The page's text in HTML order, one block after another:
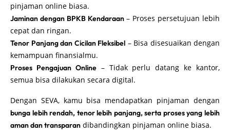
pinjaman online biasa.
Jaminan dengan BPKB Kendaraan– Proses persetujuan lebih
cepat dan ringan.
Tenor Panjang dan Cicilan Fleksibel – Bisa disesuaikan dengan
kemampuan finansialmu.
Proses Pengajuan Online– Tidak perlu datang ke kantor,
semua bisa dilakukan secara digital.
Dengan SEVA, kamu bisa mendapatkan pinjaman dengan
bunga lebih rendah, tenor lebih panjang, serta proses yang lebih
aman dan transparan dibandingkan pinjaman online biasa.